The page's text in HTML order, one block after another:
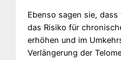
Ebenso sagen sie,
das Risiko für
erhöhen und im
Verlängerung der